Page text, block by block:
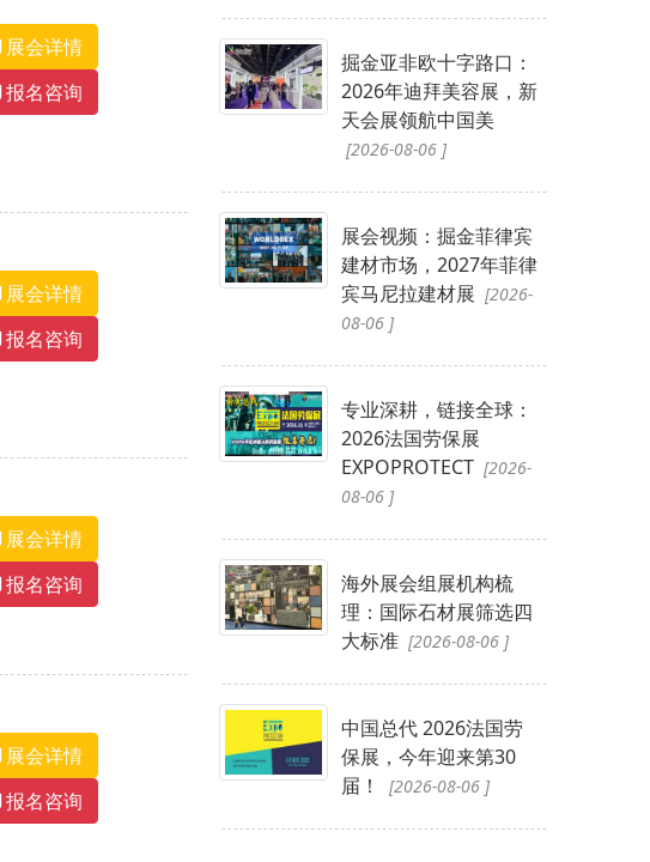
展会详情
报名咨询
展会详情
报名咨询
展会详情
报名咨询
展会详情
报名咨询
掘金亚非欧十字路口：
2026年迪拜美容展，新
天会展领航中国美
[2026-08-06 ]
展会视频：掘金菲律宾
建材市场，2027年菲律
宾马尼拉建材展 [2026-
08-06 ]
专业深耕，链接全球：
2026法国劳保展
EXPOPROTECT [2026-
08-06 ]
海外展会组展机构梳
理：国际石材展筛选四
大标准 [2026-08-06 ]
中国总代 2026法国劳
保展，今年迎来第30
届！
[2026-08-06 ]